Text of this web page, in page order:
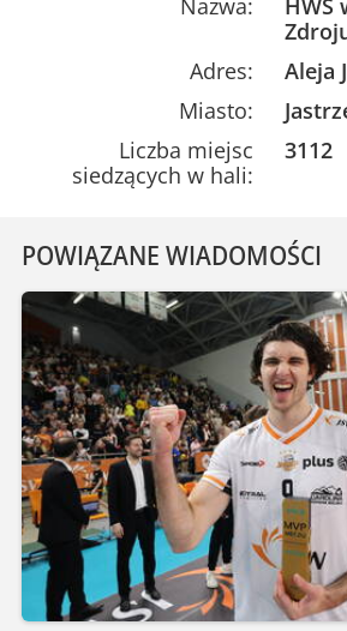
Nazwa:
HWS
Adres:
Aleja
Miasto:
Liczba miejsc
siedzących w hali:
3112
POWIĄZANE WIADOMOŚCI